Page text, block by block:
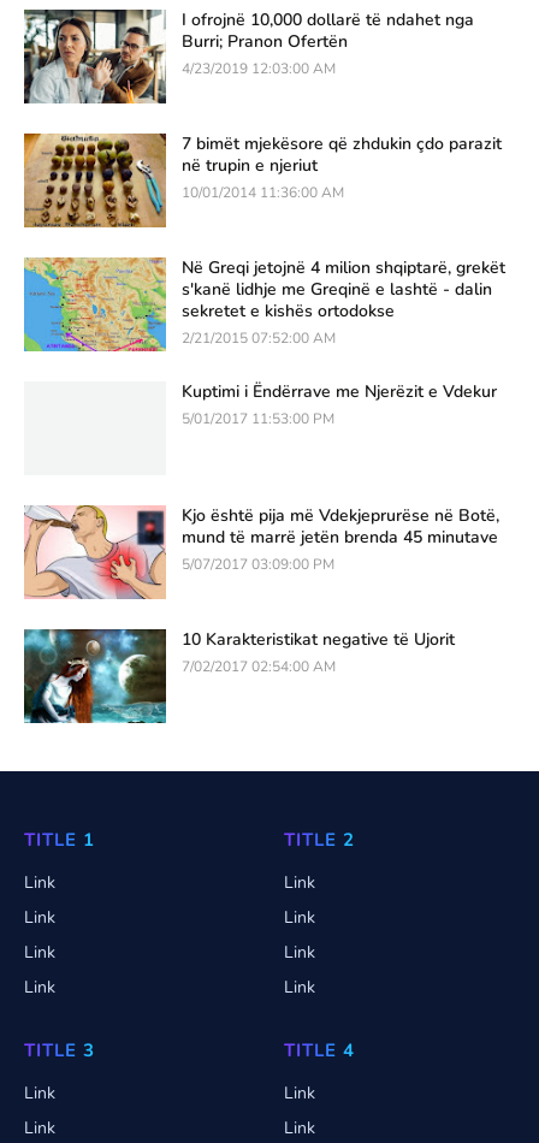
I ofrojnë 10,000 dollarë të ndahet nga
Burri; Pranon Ofertën
4/23/2019 12:03:00 AM
7 bimët mjekësore që zhdukin çdo parazit
në trupin e njeriut
10/01/2014 11:36:00 AM
Në Greqi jetojnë 4 milion shqiptarë, grekët
s'kanë lidhje me Greqinë e lashtë - dalin
sekretet e kishës ortodokse
2/21/2015 07:52:00 AM
Kuptimi i Ëndërrave me Njerëzit e Vdekur
5/01/2017 11:53:00 PM
Kjo është pija më Vdekjeprurëse në Botë,
mund të marrë jetën brenda 45 minutave
5/07/2017 03:09:00 PM
10 Karakteristikat negative të Ujorit
7/02/2017 02:54:00 AM
TITLE 1
Link
Link
Link
Link
TITLE 2
Link
Link
Link
Link
TITLE 3
Link
Link
TITLE 4
Link
Link